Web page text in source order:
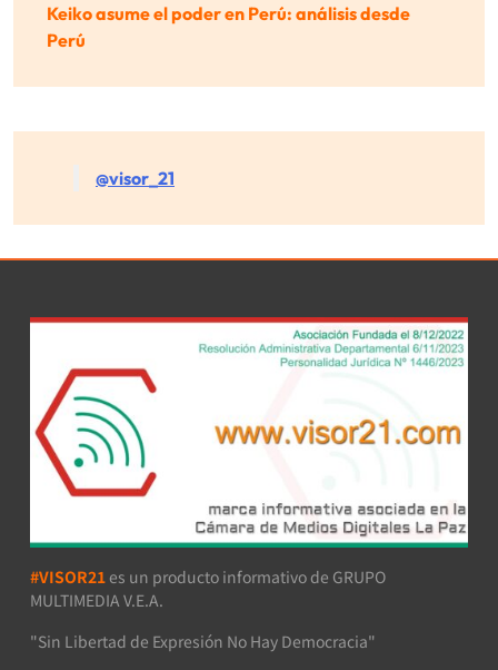
Keiko asume el poder en Perú: análisis desde
Perú
@visor_21
#VISOR21 es un producto informativo de GRUPO
MULTIMEDIA V.E.A.
"Sin Libertad de Expresión No Hay Democracia"